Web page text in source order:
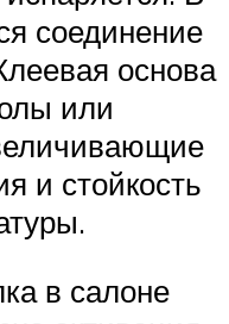
соединение
основа
или
и стойкость
в салоне